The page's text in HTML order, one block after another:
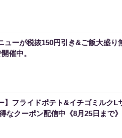
ューが税抜150円引き&ご飯大盛
催中。
】フライドポテト&イチゴミルク
なクーポン配信中《8月25日まで》